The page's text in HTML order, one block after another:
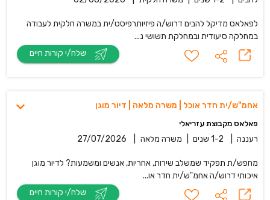
לפאלאס מדיקל להבים דרוש/ה פיזיותרפיסט/ית במשרה חלקית לעבודה
במחלקה סיעודית ובמחלקת תשושי נ...
אחמ"ש/ית חדר אוכל | משרה מלאה | דיור מוגן
פאלאס מקבוצת עזריאלי
רעננה 1-2 שנים משרה מלאה 27/07/2026
מחפש/ת תפקיד שמשלב שירות, אחריות, אנשים ומשמעות? לדיור מוגן
איכותי דרוש/ה אחמ"ש/ית חדר או...